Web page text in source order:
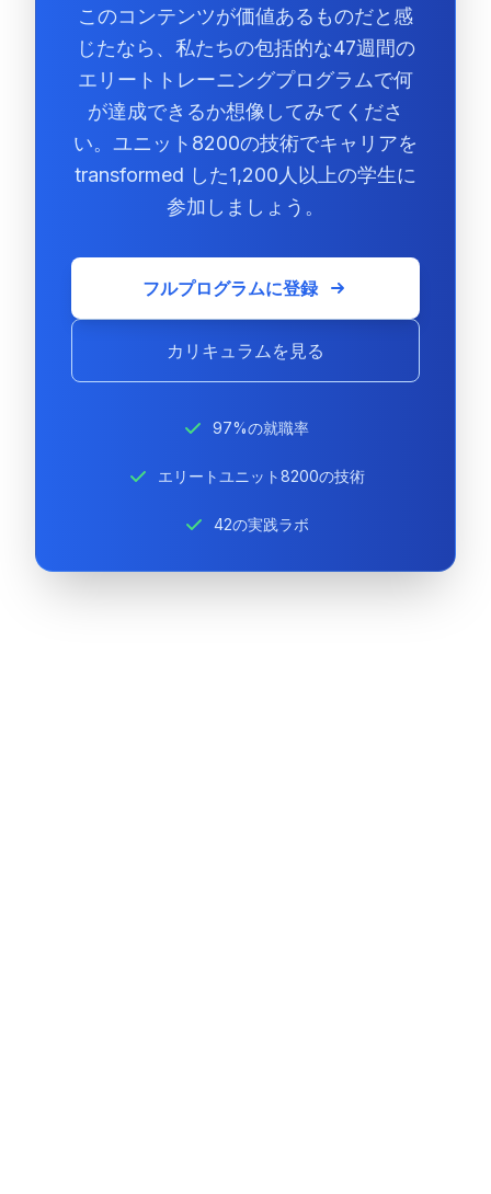
このコンテンツが価値あるものだと感
じたなら、私たちの包括的な47週間の
エリートトレーニングプログラムで何
が達成できるか想像してみてくださ
い。ユニット8200の技術でキャリアを
transformed した1,200人以上の学生に
参加しましょう。
フルプログラムに登録
カリキュラムを見る
97%の就職率
エリートユニット8200の技術
42の実践ラボ